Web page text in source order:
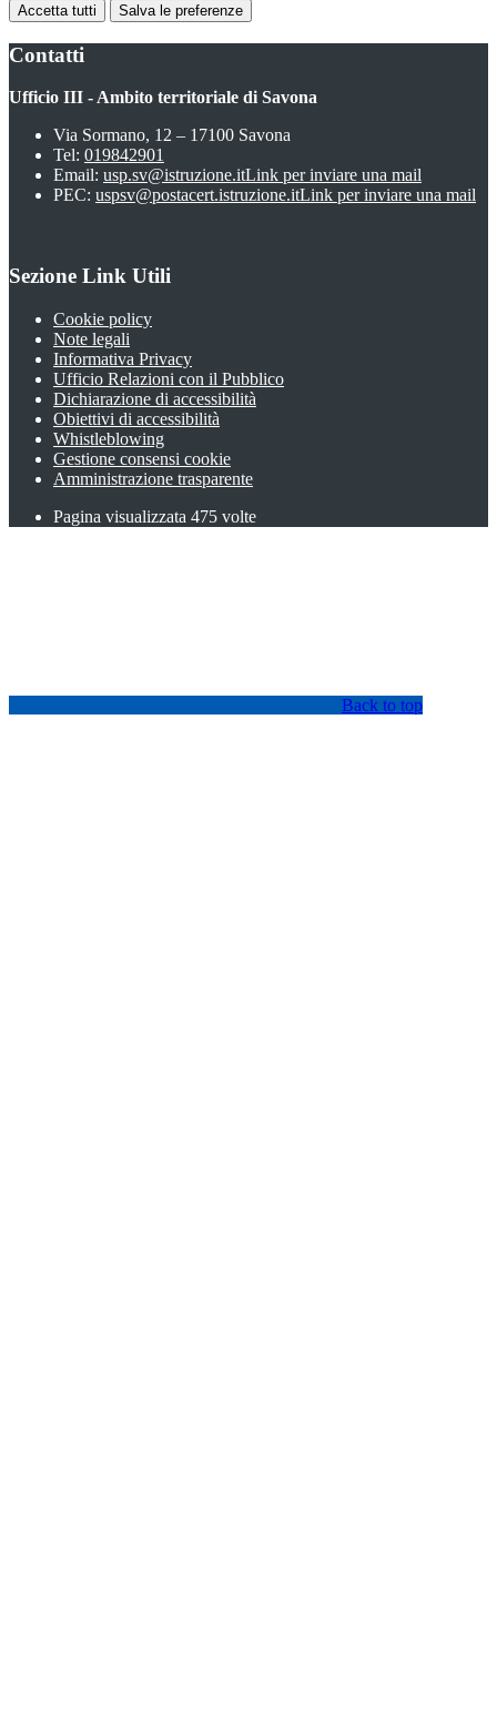
Accetta tutti Salva le preferenze
Contatti
Ufficio III - Ambito territoriale di Savona
Via Sormano, 12 – 17100 Savona
Tel: 019842901
Email: usp.sv@istruzione.itLink per inviare una mail
PEC: uspsv@postacert.istruzione.itLink per inviare una mail
Sezione Link Utili
Cookie policy
Note legali
Informativa Privacy
Ufficio Relazioni con il Pubblico
Dichiarazione di accessibilità
Obiettivi di accessibilità
Whistleblowing
Gestione consensi cookie
Amministrazione trasparente
Pagina visualizzata 475 volte
Back to top